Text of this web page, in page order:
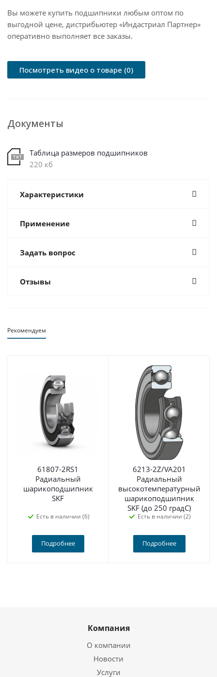
Вы можете купить подшипники любым оптом по
выгодной цене, дистрибьютер «Индастриал Партнер»
оперативно выполняет все заказы.
Посмотреть видео о товаре (0)
Документы
Таблица размеров подшипников
220 кб
Характеристики
Применение
Задать вопрос
Отзывы
Рекомендуем
61807-2RS1
Радиальный
шарикоподшипник
SKF
Есть в наличии (6)
Подробнее
6213-2Z/VA201
Радиальный
высокотемпературный
шарикоподшипник
SKF (до 250 градС)
Есть в наличии (2)
Подробнее
Компания
О компании
Новости
Услуги